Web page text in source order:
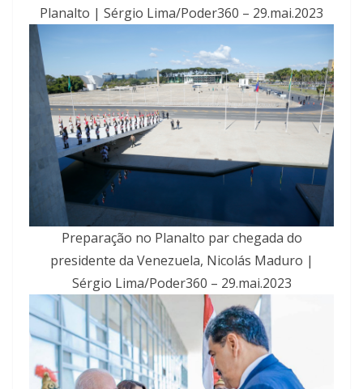
Planalto | Sérgio Lima/Poder360 – 29.mai.2023
Preparação no Planalto par chegada do
presidente da Venezuela, Nicolás Maduro |
Sérgio Lima/Poder360 – 29.mai.2023